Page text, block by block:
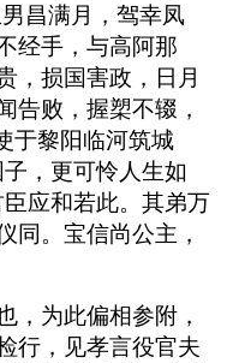
昌满月，驾幸凤
经手，与高阿那
，损国害政，日月
告败，握槊不辍，
于黎阳临河筑城
，更可怜人生如
应和若此。其弟万
同。宝信尚公主，
，为此偏相参附，
行，见孝言役官夫